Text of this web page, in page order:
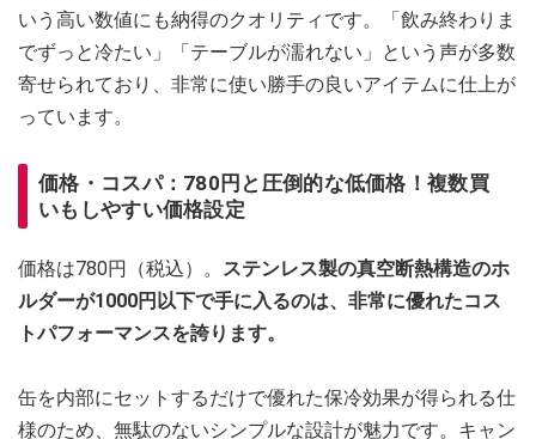
いう高い数値にも納得のクオリティです。「飲み終わりま
でずっと冷たい」「テーブルが濡れない」という声が多数
寄せられており、非常に使い勝手の良いアイテムに仕上が
っています。
価格・コスパ：780円と圧倒的な低価格！複数買
いもしやすい価格設定
価格は780円（税込）。 ステンレス製の真空断熱構造のホ
ルダーが1000円以下で手に入るのは、非常に優れたコス
トパフォーマンスを誇ります。
缶を内部にセットするだけで優れた保冷効果が得られる仕
様のため、無駄のないシンプルな設計が魅力です。キャン